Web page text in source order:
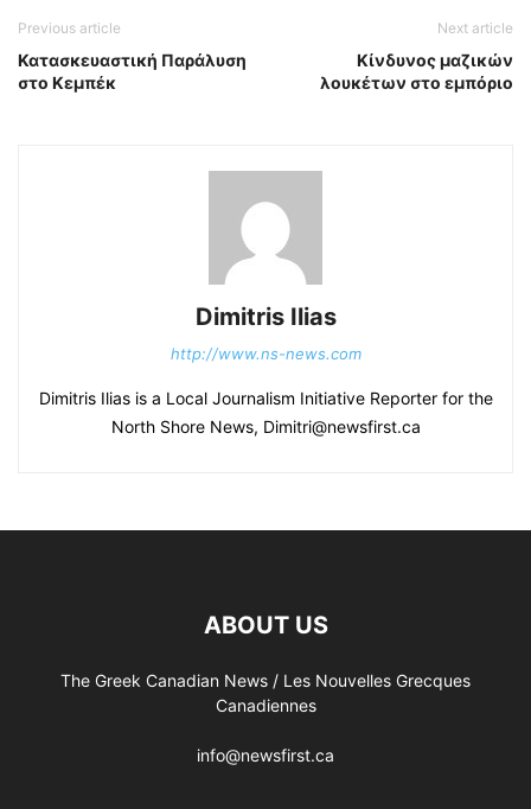
Previous article
Κατασκευαστική Παράλυση
στο Κεμπέκ
Next article
Κίνδυνος μαζικών
λουκέτων στο εμπόριο
Dimitris Ilias
http://www.ns-news.com
Dimitris Ilias is a Local Journalism Initiative Reporter for the
North Shore News, Dimitri@newsfirst.ca
ABOUT US
The Greek Canadian News / Les Nouvelles Grecques
Canadiennes
info@newsfirst.ca